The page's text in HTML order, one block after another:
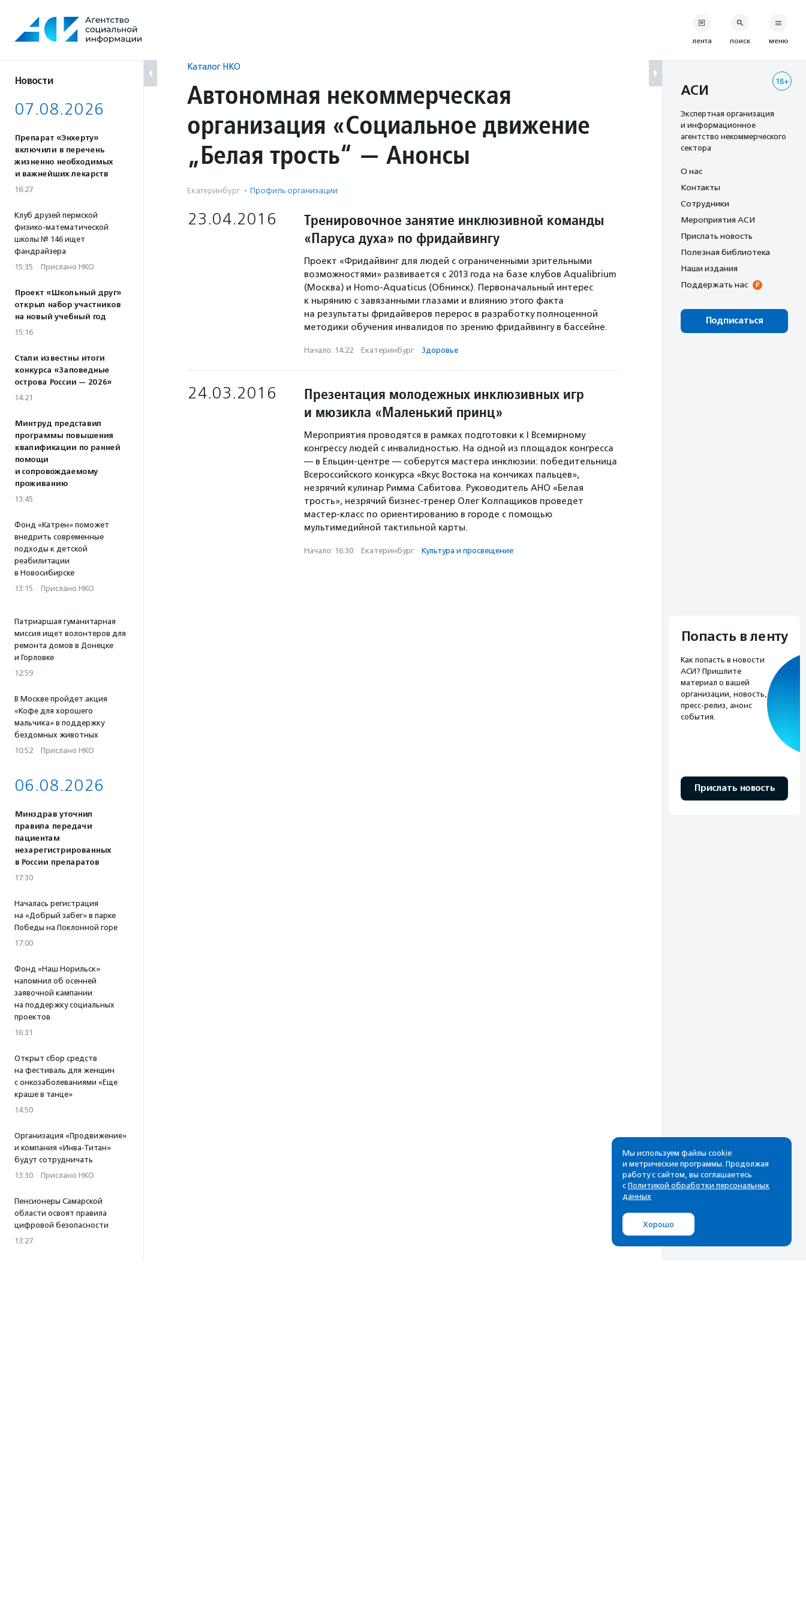
содержанию
Новости
07.08.2026
Препарат «Энхерту»
включили в перечень
жизненно необходимых
и важнейших лекарств
16:27
Клуб друзей пермской
физико-математической
школы № 146 ищет
фандрайзера
15:35 · Прислано НКО
Проект «Школьный друг»
открыл набор участников
на новый учебный год
15:16
Стали известны итоги
конкурса «Заповедные
острова России — 2026»
14:21
Минтруд представил
программы повышения
квалификации по ранней
помощи
и сопровождаемому
проживанию
13:45
Фонд «Катрен» поможет
внедрить современные
подходы к детской
реабилитации
в Новосибирске
13:15 · Прислано НКО
Патриаршая гуманитарная
миссия ищет волонтеров для
ремонта домов в Донецке
и Горловке
12:59
В Москве пройдет акция
«Кофе для хорошего
мальчика» в поддержку
бездомных животных
10:52 · Прислано НКО
06.08.2026
Минздрав уточнил
правила передачи
пациентам
незарегистрированных
в России препаратов
17:30
Началась регистрация
на «Добрый забег» в парке
Победы на Поклонной горе
17:00
Фонд «Наш Норильск»
напомнил об осенней
заявочной кампании
на поддержку социальных
проектов
16:31
Открыт сбор средств
на фестиваль для женщин
с онкозаболеваниями «Еще
краше в танце»
14:50
Организация «Продвижение»
и компания «Инва-Титан»
будут сотрудничать
13:30 · Прислано НКО
Пенсионеры Самарской
области освоят правила
цифровой безопасности
13:27
Каталог НКО
Автономная некоммерческая
организация «Социальное движение
„Белая трость“ — Анонсы
Екатеринбург · Профиль организации
23.04.2016
Тренировочное занятие инклюзивной команды
«Паруса духа» по фридайвингу
Проект «Фридайвинг для людей с ограниченными зрительными
возможностями» развивается с 2013 года на базе клубов Aqualibrium
(Москва) и Homo-Aquaticus (Обнинск). Первоначальный интерес
к нырянию с завязанными глазами и влиянию этого факта
на результаты фридайверов перерос в разработку полноценной
методики обучения инвалидов по зрению фридайвингу в бассейне.
Начало: 14:22 · Екатеринбург · Здоровье
24.03.2016
Презентация молодежных инклюзивных игр
и мюзикла «Маленький принц»
Мероприятия проводятся в рамках подготовки к I Всемирному
конгрессу людей с инвалидностью. На одной из площадок конгресса
— в Ельцин-центре — соберутся мастера инклюзии: победительница
Всероссийского конкурса «Вкус Востока на кончиках пальцев»,
незрячий кулинар Римма Сабитова. Руководитель АНО «Белая
трость», незрячий бизнес-тренер Олег Колпащиков проведет
мастер-класс по ориентированию в городе с помощью
мультимедийной тактильной карты.
Начало: 16:30 · Екатеринбург · Культура и просвещение
лента поиск меню
18+
АСИ
Экспертная организация
и информационное
агентство некоммерческого
сектора
О нас
Контакты
Сотрудники
Мероприятия АСИ
Прислать новость
Полезная библиотека
Наши издания
Поддержать нас
Подписаться
Попасть в ленту
Как попасть в новости
АСИ? Пришлите
материал о вашей
организации, новость,
пресс-релиз, анонс
события.
Прислать новость
Рассылка
Cамые свежие новости,
почтовом ящике
Мы используем файлы cookie
и метрические программы. Продолжая
работу с сайтом, вы соглашаетесь
с Политикой обработки персональных
данных
Хорошо